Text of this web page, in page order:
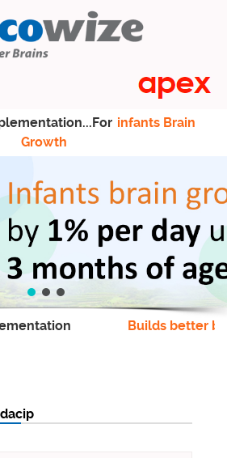
infants Brain
Growth
Builds better